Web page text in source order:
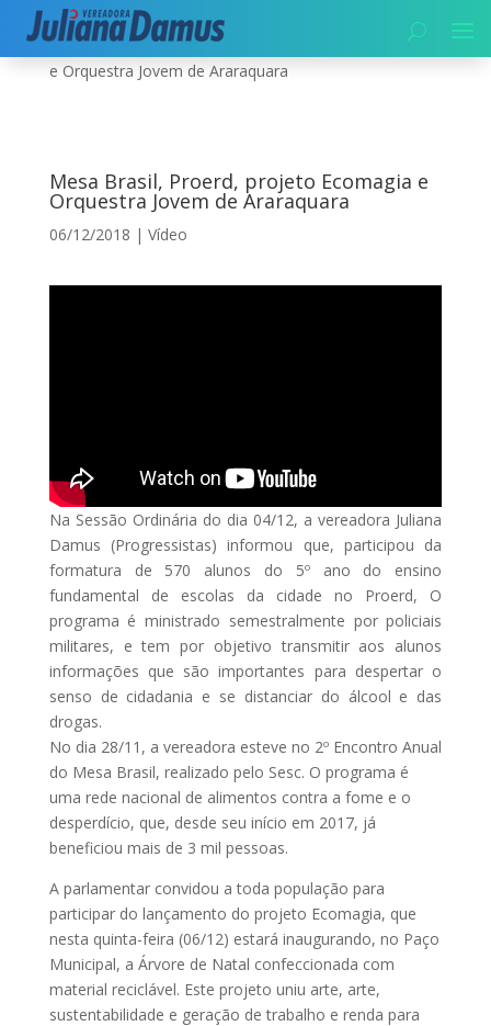
Início|Vídeo|Mesa Brasil, Proerd, projeto Ecomagia
e Orquestra Jovem de Araraquara
Mesa Brasil, Proerd, projeto Ecomagia e
Orquestra Jovem de Araraquara
06/12/2018 | Vídeo
Na Sessão Ordinária do dia 04/12, a vereadora Juliana
Damus (Progressistas) informou que, participou da
formatura de 570 alunos do 5º ano do ensino
fundamental de escolas da cidade no Proerd, O
programa é ministrado semestralmente por policiais
militares, e tem por objetivo transmitir aos alunos
informações que são importantes para despertar o
senso de cidadania e se distanciar do álcool e das
drogas.
No dia 28/11, a vereadora esteve no 2º Encontro Anual
do Mesa Brasil, realizado pelo Sesc. O programa é
uma rede nacional de alimentos contra a fome e o
desperdício, que, desde seu início em 2017, já
beneficiou mais de 3 mil pessoas.
A parlamentar convidou a toda população para
participar do lançamento do projeto Ecomagia, que
nesta quinta-feira (06/12) estará inaugurando, no Paço
Municipal, a Árvore de Natal confeccionada com
material reciclável. Este projeto uniu arte, arte,
sustentabilidade e geração de trabalho e renda para